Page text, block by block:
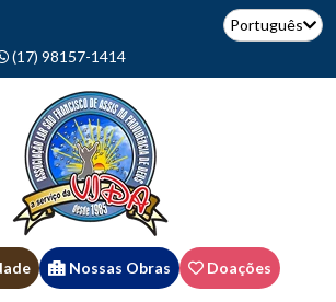
Português
(17) 98157-1414
Nossas Obras Doações